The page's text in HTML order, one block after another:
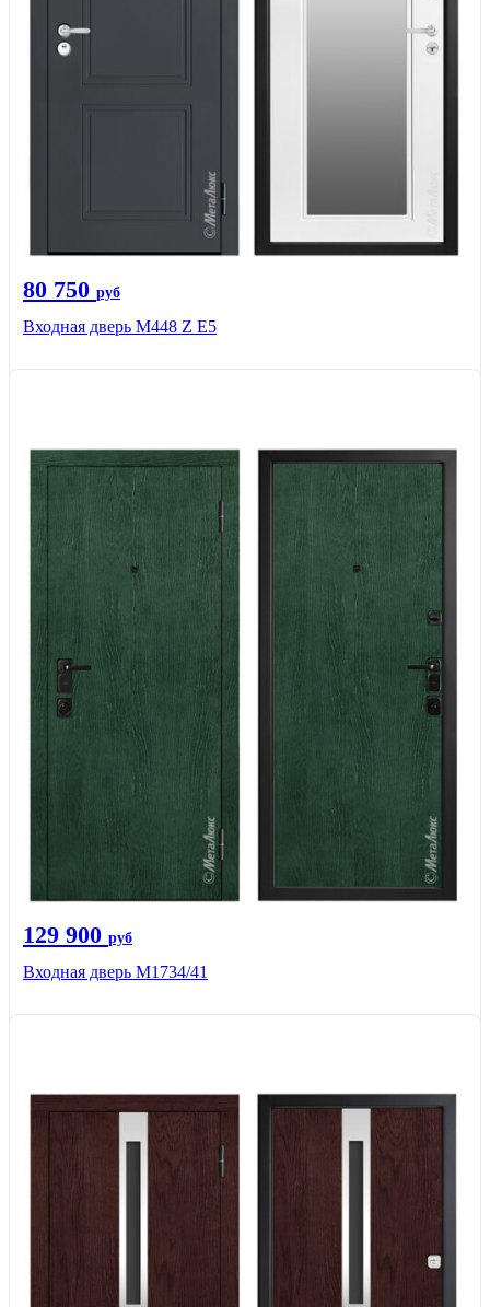
80 750 руб
Входная дверь М448 Z Е5
129 900 руб
Входная дверь М1734/41